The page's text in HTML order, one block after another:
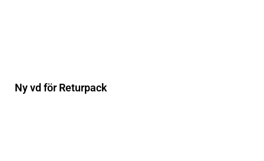
Ny vd för Returpack